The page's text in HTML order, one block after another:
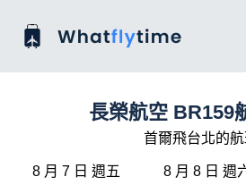
長榮航空 BR159
首爾飛台北的航
8 月 7 日 週五 8 月 8 日 週